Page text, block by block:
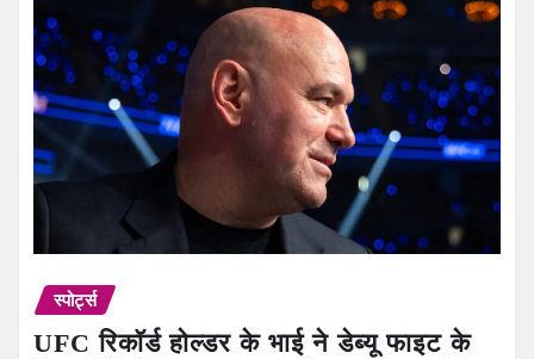
स्पोर्ट्स
UFC रिकॉर्ड होल्डर के भाई ने डेब्यू फाइट के